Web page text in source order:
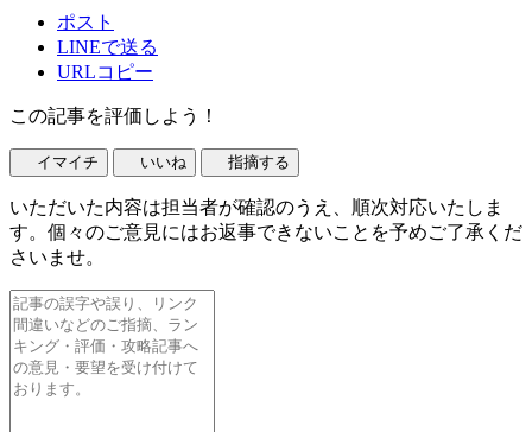
ポスト
LINEで送る
URLコピー
この記事を評価しよう！
イマイチ いいね 指摘する
いただいた内容は担当者が確認のうえ、順次対応いたしま
す。個々のご意見にはお返事できないことを予めご了承くだ
さいませ。